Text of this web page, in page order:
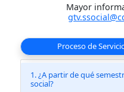
Mayor
Proceso de
1. ¿A partir de qué
social?